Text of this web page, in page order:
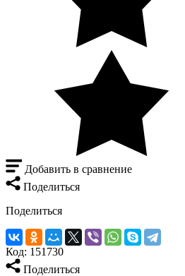
Добавить в сравнение
Поделиться
Поделиться
Код: 151730
Поделиться